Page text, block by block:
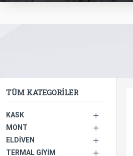
TÜM KATEGORILER
KASK
MONT
ELDIVEN
TERMAL GIYIM